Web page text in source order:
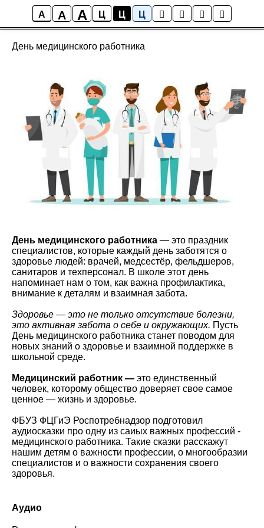
A A A Ц Ц Ц
Новости школы
День медицинского работника
День медицинского работника — это праздник
специалистов, которые каждый день заботятся о
здоровье людей: врачей, медсестёр, фельдшеров,
санитаров и техперсонал. В школе этот день
напоминает нам о том, как важна профилактика,
внимание к деталям и взаимная забота.
Здоровье — это не только отсутствие болезни,
это активная забота о себе и окружающих. Пусть
День медицинского работника станет поводом для
новых знаний о здоровье и взаимной поддержке в
школьной среде.
Медицинский работник — это единственный
человек, которому общество доверяет свое самое
ценное — жизнь и здоровье.
ФБУЗ ФЦГиЭ Роспотребнадзор подготовил
аудиосказки про одну из саиых важных профессий -
медицинского работника. Такие сказки расскажут
нашим детям о важности профессии, о многообразии
специалистов и о важности сохранения своего
здоровья.
Аудио